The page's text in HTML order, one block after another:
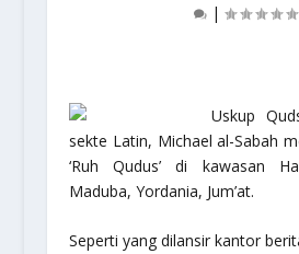
|
Uskup
sekte Latin, Michael al-Sabah
‘Ruh Qudus’ di kawasan
Maduba, Yordania, Jum’at.
Seperti yang dilansir kantor